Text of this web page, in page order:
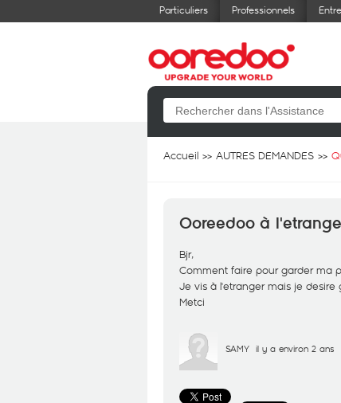
Particuliers Professionnels
Accueil AUTRES DEMANDES
Ooreedoo à
Bjr,
Comment faire pour garder ma
Je vis à l'etranger mais je
Metci
SAMY il y a environ 2 ans